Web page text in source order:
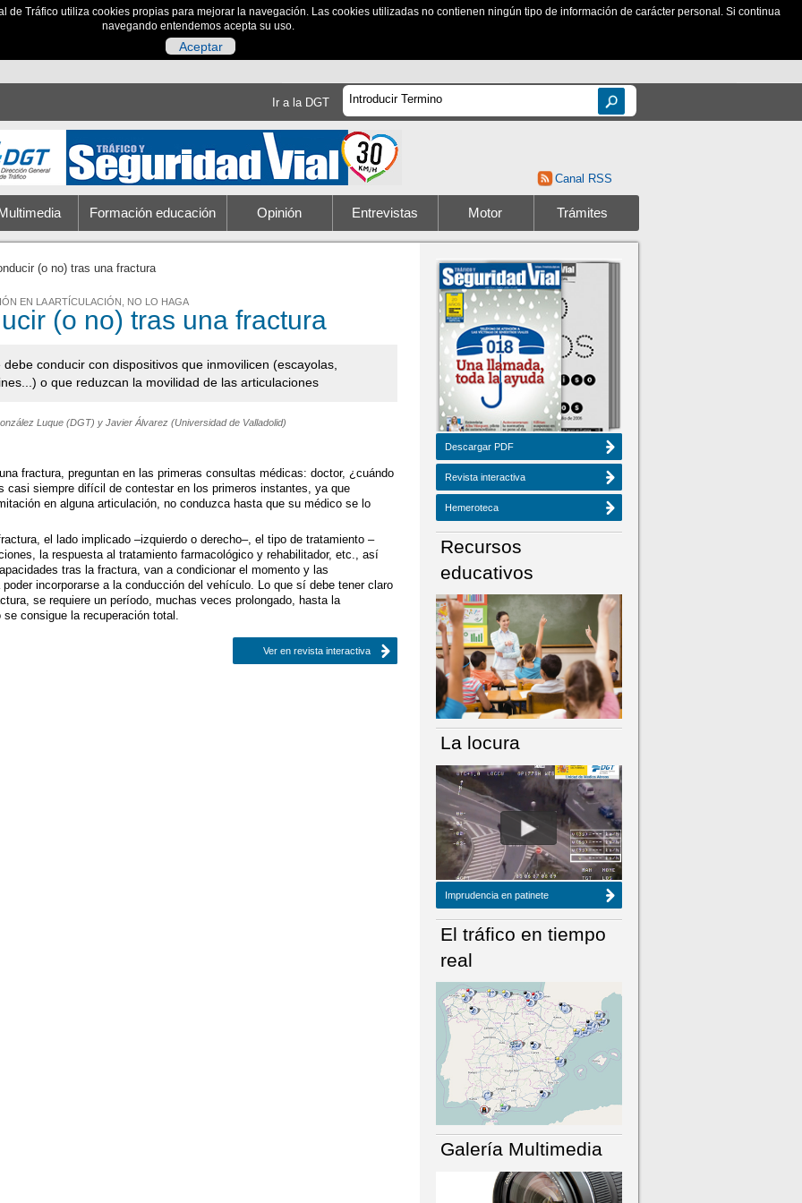
Tráfico utiliza cookies propias para mejorar la navegación. Las cookies utilizadas no contienen ningún tipo de información de carácter personal. Si continua
navegando entendemos acepta su uso.
Aceptar
Ir a la DGT
Canal RSS
Formación educación Opinión Entrevistas Motor Trámites
(o no) tras una fractura
EN LA ARTÍCULACIÓN, NO LO HAGA
(o no) tras una fractura
debe conducir con dispositivos que inmovilicen (escayolas,
o que reduzcan la movilidad de las articulaciones
Luque (DGT) y Javier Álvarez (Universidad de Valladolid)
fractura, preguntan en las primeras consultas médicas: doctor, ¿cuándo
casi siempre difícil de contestar en los primeros instantes, ya que
en alguna articulación, no conduzca hasta que su médico se lo
el lado implicado –izquierdo o derecho–, el tipo de tratamiento –
la respuesta al tratamiento farmacológico y rehabilitador, etc., así
tras la fractura, van a condicionar el momento y las
incorporarse a la conducción del vehículo. Lo que sí debe tener claro
se requiere un período, muchas veces prolongado, hasta la
consigue la recuperación total.
Ver en revista interactiva
NÚMERO ACTUAL HEMEROTECA
Descargar PDF
Revista interactiva
Hemeroteca
Recursos
educativos
La locura
Imprudencia en patinete
El tráfico en tiempo
real
Galería Multimedia